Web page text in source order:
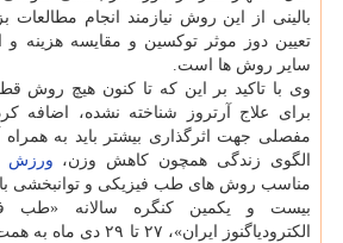
بالینی از این روش نیازمند انجام مطالعات
تعیین دوز موثر توكسین و مقایسه هزینه
سایر روش ها است.
وی با تاكید بر این كه تا كنون هیچ روش
برای علاج آرتروز شناخته نشده، اضافه
مفصلی جهت اثرگذاری بیشتر باید به همراه
الگوی زندگی همچون كاهش وزن، ورزش
مناسب روش های طب فیزیكی و توانبخشی
بیست و یكمین كنگره سالانه «طب
الكترودیاگنوز ایران»،